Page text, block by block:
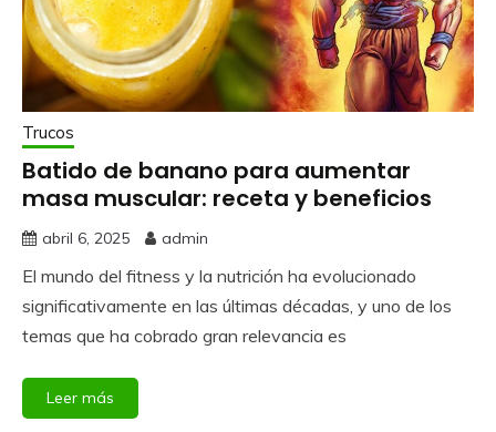
Trucos
Batido de banano para aumentar
masa muscular: receta y beneficios
abril 6, 2025 admin
El mundo del fitness y la nutrición ha evolucionado
significativamente en las últimas décadas, y uno de los
temas que ha cobrado gran relevancia es
Leer más